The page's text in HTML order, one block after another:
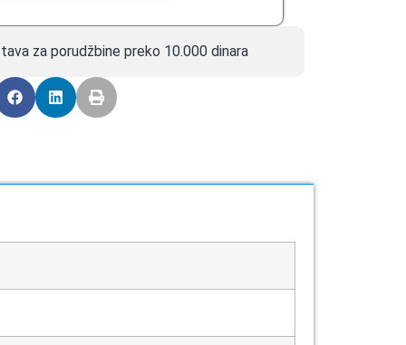
za porudžbine preko 10.000 dinara